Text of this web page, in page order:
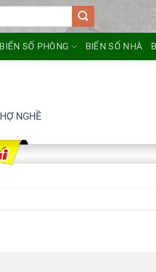
BIỂN SỐ PHÒNG BIỂN SỐ NHÀ
NGHỀ